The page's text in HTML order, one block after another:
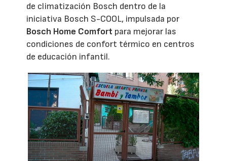
de climatización Bosch dentro de la
iniciativa Bosch S-COOL, impulsada por
Bosch Home Comfort para mejorar las
condiciones de confort térmico en centros
de educación infantil.